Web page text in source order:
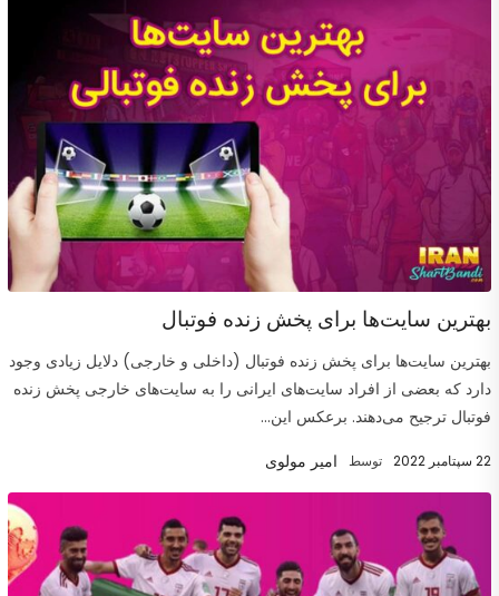
بهترین سایت‌ها برای پخش زنده فوتبال
بهترین سایت‌ها برای پخش زنده فوتبال (داخلی و خارجی) دلایل زیادی وجود
دارد که بعضی از افراد سایت‌های ایرانی را به سایت‌های خارجی پخش زنده
فوتبال ترجیح می‌دهند. برعکس این...
22 سپتامبر 2022 توسط امیر مولوی